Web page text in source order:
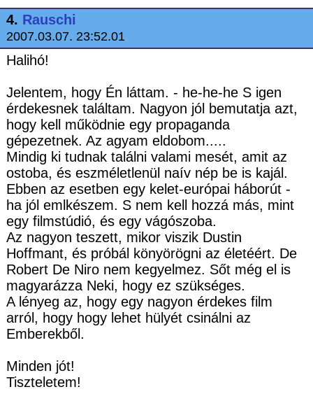
4. Rauschi
2007.03.07. 23:52.01
Halihó!
Jelentem, hogy Én láttam. - he-he-he S igen
érdekesnek találtam. Nagyon jól bemutatja azt,
hogy kell működnie egy propaganda
gépezetnek. Az agyam eldobom.....
Mindig ki tudnak találni valami mesét, amit az
ostoba, és eszméletlenül naív nép be is kajál.
Ebben az esetben egy kelet-európai háborút -
ha jól emlkészem. S nem kell hozzá más, mint
egy filmstúdió, és egy vágószoba.
Az nagyon teszett, mikor viszik Dustin
Hoffmant, és próbál könyörögni az életéért. De
Robert De Niro nem kegyelmez. Sőt még el is
magyarázza Neki, hogy ez szükséges.
A lényeg az, hogy egy nagyon érdekes film
arról, hogy hogy lehet hülyét csinálni az
Emberekből.
Minden jót!
Tiszteletem!